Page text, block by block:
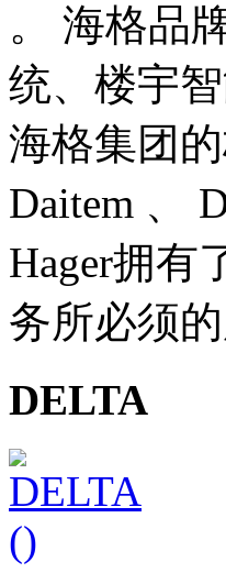
。 海格品
统、楼宇
海格集团
Daitem 、
Hager拥有
务所必须的
DELTA